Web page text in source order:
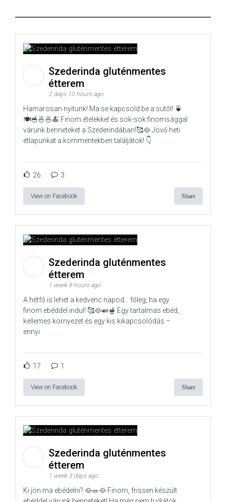
Szederinda gluténmentes
étterem
2 days 10 hours ago
Hamarosan nyitunk! Ma se kapcsold be a sütőt! 🍵
🍽️🥣🍜🍜🍝 Finom ételekkel és sok-sok finomsággal
várunk benneteket a Szederindában!🥰🥘 Jövő heti
étlapunkat a kommentekben találjátok! 👇
26 3
View on Facebook Share
Szederinda gluténmentes
étterem
1 week 8 hours ago
A hétfő is lehet a kedvenc napod… főleg, ha egy
finom ebéddel indul! 🥰🥘🍛🫕 Egy tartalmas ebéd,
kellemes környezet és egy kis kikapcsolódás –
ennyi
17 1
View on Facebook Share
Szederinda gluténmentes
étterem
1 week 3 days ago
Ki jön ma ebédelni? 🥘🥗🥘 Finom, frissen készült